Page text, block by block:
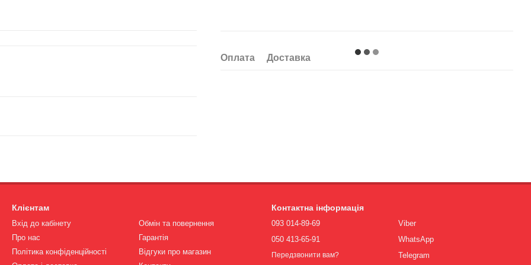
Оплата Доставка
Клієнтам
Вхід до кабінету
Про нас
Політика конфіденційності
Обмін та повернення
Гарантія
Відгуки про магазин
Контактна інформація
093 014-89-69
050 413-65-91
Передзвонити вам?
Viber
WhatsApp
Telegram